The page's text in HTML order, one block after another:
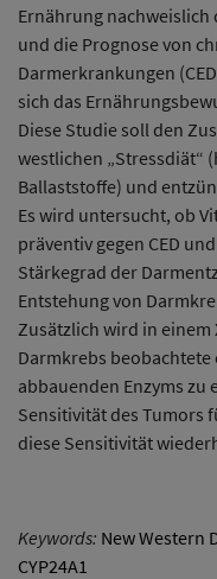
Ernährung nachweislich
und die Prognose von
Darmerkrankungen
sich das
Diese Studie soll den
westlichen „Stressdiät“
Ballaststoffe) und
Es wird untersucht, ob
präventiv gegen CED
Stärkegrad der
Entstehung von
Zusätzlich wird in
Darmkrebs beobachtete
abbauenden Enzyms
Sensitivität des Tumors
diese Sensitivität
Keywords: New Western
CYP24A1